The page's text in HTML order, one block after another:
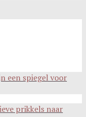
een spiegel voor
prikkels naar